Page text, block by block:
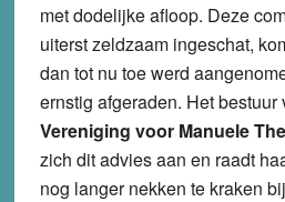
met dodelijke afloop. Deze
uiterst zeldzaam ingeschat,
dan tot nu toe werd
ernstig afgeraden. Het bestuur
Vereniging voor Manuele
zich dit advies aan en raadt
nog langer nekken te kraken